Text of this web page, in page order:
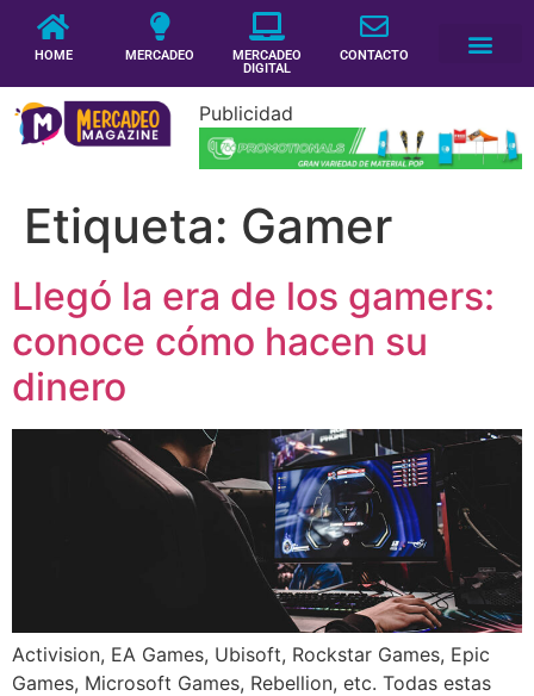
HOME MERCADEO
MERCADEO
DIGITAL
CONTACTO
Publicidad
Etiqueta: Gamer
Llegó la era de los gamers:
conoce cómo hacen su
dinero
Activision, EA Games, Ubisoft, Rockstar Games, Epic
Games, Microsoft Games, Rebellion, etc. Todas estas